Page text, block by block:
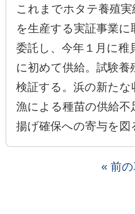
これまでホタテ養殖
を生産する実証事業
委託し、今年１月に稚
に初めて供給。試験
検証する。浜の新た
漁による種苗の供給
揚げ確保への寄与を図
« 前